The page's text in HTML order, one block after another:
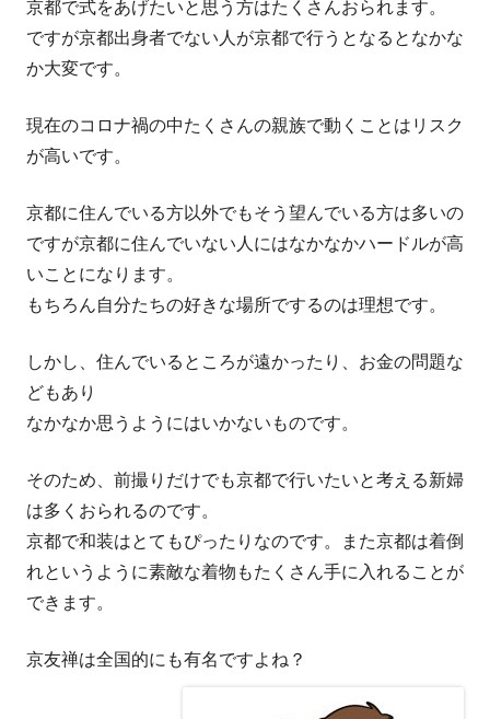
京都で式をあげたいと思う方はたくさんおられます。
ですが京都出身者でない人が京都で行うとなるとなかな
か大変です。
現在のコロナ禍の中たくさんの親族で動くことはリスク
が高いです。
京都に住んでいる方以外でもそう望んでいる方は多いの
ですが京都に住んでいない人にはなかなかハードルが高
いことになります。
もちろん自分たちの好きな場所でするのは理想です。
しかし、住んでいるところが遠かったり、お金の問題な
どもあり
なかなか思うようにはいかないものです。
そのため、前撮りだけでも京都で行いたいと考える新婦
は多くおられるのです。
京都で和装はとてもぴったりなのです。また京都は着倒
れというように素敵な着物もたくさん手に入れることが
できます。
京友禅は全国的にも有名ですよね？